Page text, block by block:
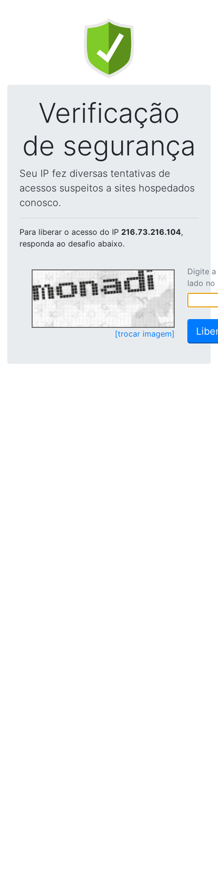
Verificação
de segurança
Seu IP fez diversas tentativas de
acessos suspeitos a sites hospedados
conosco.
Para liberar o acesso do IP 216.73.216.104,
responda ao desafio abaixo.
[trocar imagem]
Digite
lado no